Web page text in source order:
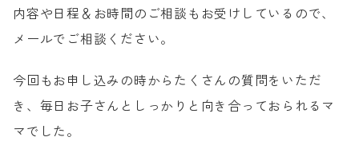
ご家族の方の歯科治療
成人矯正
内容や日程＆お時間のご相談もお受けしているので、
メールでご相談ください。
今回もお申し込みの時からたくさんの質問をいただ
き、毎日お子さんとしっかりと向き合っておられるマ
マでした。